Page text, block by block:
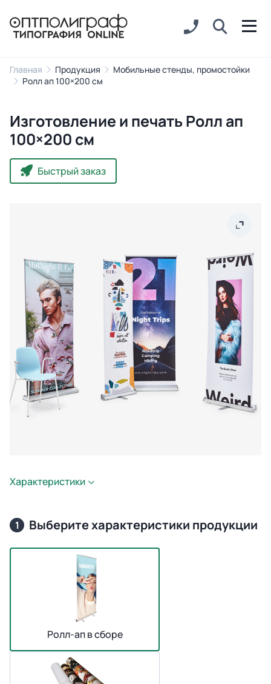
Главная Продукция
Мобильные стенды, промостойки
Ролл ап 100×200 см
Изготовление и печать Ролл ап
100×200 см
Быстрый заказ
Характеристики
1 Выберите характеристики продукции
Ролл-ап в сборе